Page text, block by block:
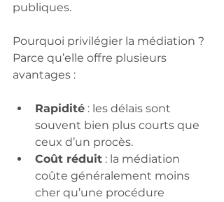
publiques.
Pourquoi privilégier la médiation ?
Parce qu’elle offre plusieurs
avantages :
Rapidité : les délais sont
souvent bien plus courts que
ceux d’un procès.
Coût réduit : la médiation
coûte généralement moins
cher qu’une procédure